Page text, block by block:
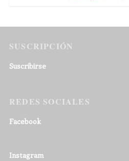
SUSCRIPCIÓN
Suscribirse
REDES SOCIALES
Facebook
Instagram